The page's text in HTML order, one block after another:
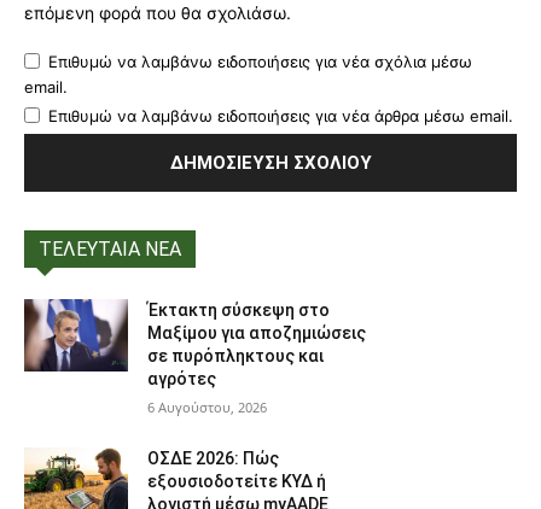
επόμενη φορά που θα σχολιάσω.
Επιθυμώ να λαμβάνω ειδοποιήσεις για νέα σχόλια μέσω
email.
Επιθυμώ να λαμβάνω ειδοποιήσεις για νέα άρθρα μέσω email.
ΤΕΛΕΥΤΑΙΑ ΝΕΑ
Έκτακτη σύσκεψη στο
Μαξίμου για αποζημιώσεις
σε πυρόπληκτους και
αγρότες
6 Αυγούστου, 2026
ΟΣΔΕ 2026: Πώς
εξουσιοδοτείτε ΚΥΔ ή
λογιστή μέσω myAADE